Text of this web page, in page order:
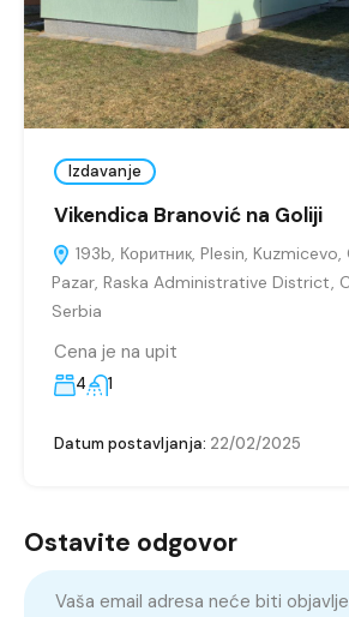
Izdavanje
Vikendica Branović na Goliji
193b, Коритник, Plesin,
Pazar, Raska Administrative District,
Serbia
Cena je na upit
4 1
Datum postavljanja: 22/02/2025
Ostavite odgovor
Vaša email adresa neće biti